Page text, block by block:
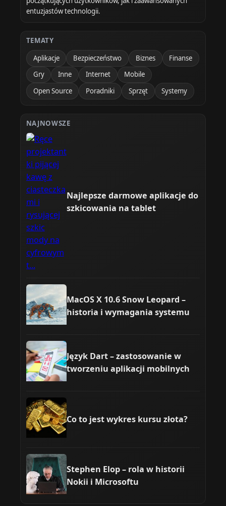
entuzjastów technologii.
TEMATY
Aplikacje
Bezpieczeństwo Biznes
Finanse
Gry
Inne Internet
Mobile
Open Source
Poradniki Sprzęt Systemy
NAJNOWSZE
Najlepsze darmowe aplikacje do
szkicowania na tablet
MacOS X 10.6 Snow Leopard –
historia i wymagania systemu
Język Dart – zastosowanie w
tworzeniu aplikacji mobilnych
Co to jest wykres kursu złota?
Stephen Elop – rola w historii
Nokii i Microsoftu